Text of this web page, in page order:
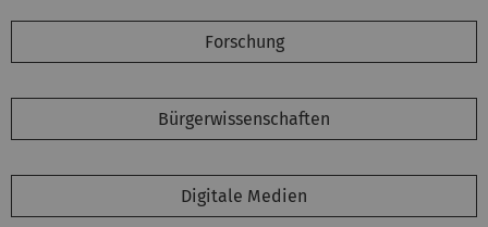
Forschung
Bürgerwissenschaften
Digitale Medien